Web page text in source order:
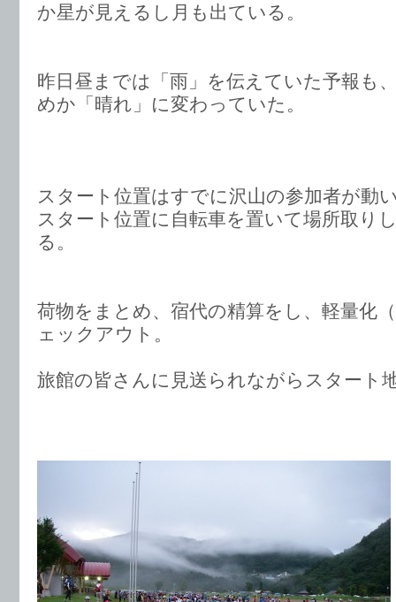
か星が見えるし月も出ている。
昨日昼までは「雨」を伝えていた予報も
めか「晴れ」に変わっていた。
スタート位置はすでに沢山の参加者が動
スタート位置に自転車を置いて場所取り
る。
荷物をまとめ、宿代の精算をし、軽量化
ェックアウト。
旅館の皆さんに見送られながらスタート